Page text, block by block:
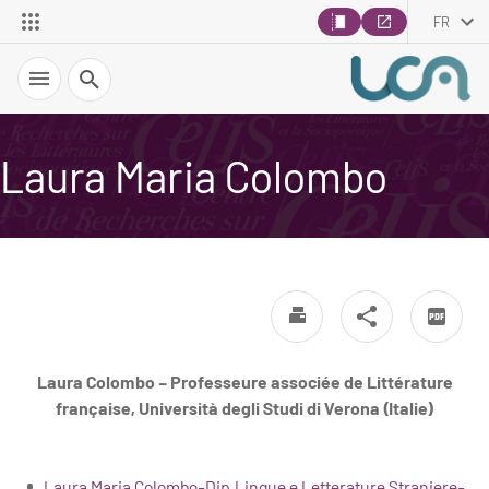
FR
Recherche
Laura Maria Colombo
Laura Colombo – Professeure associée de Littérature
française, Università degli Studi di Verona (Italie)